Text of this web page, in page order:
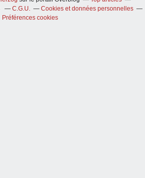
C.G.U.
Cookies et données personnelles
Préférences cookies